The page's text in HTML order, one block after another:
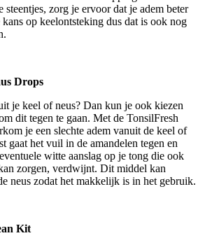
zorg je ervoor dat je adem beter
op keelontsteking dus dat is ook nog
Drops
je keel of neus? Dan kun je ook kiezen
dit tegen te gaan. Met de TonsilFresh
je een slechte adem vanuit de keel of
gaat het vuil in de amandelen tegen en
witte aanslag op je tong die ook
zorgen, verdwijnt. Dit middel kan
neus zodat het makkelijk is in het gebruik.
Kit